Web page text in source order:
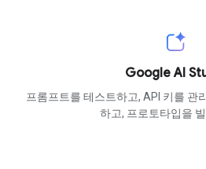
Google AI
프롬프트를 테스트하고, API 키를 관
하고, 프로토타입을